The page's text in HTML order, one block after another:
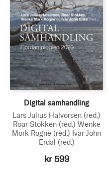
Digital samhandling
Lars Julius Halvorsen (red.)
Roar Stokken (red.) Wenke
Mork Rogne (red.) Ivar John
Erdal (red.)
kr 599